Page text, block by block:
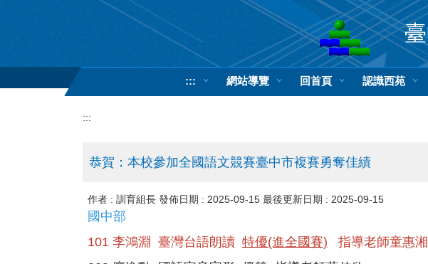
內
::: 網站導覽 回首頁 認識西苑
:::
恭賀：本校參加全國語文競賽臺中市複賽勇奪佳績
作者 : 訓育組長 發佈日期 : 2025-09-15 最後更新日期 : 2025-09-15
國中部
101 李鴻淵 臺灣台語朗讀 特優(進全國賽) 指導老師童惠湘